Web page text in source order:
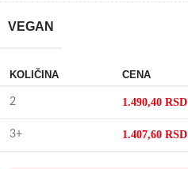
VEGAN
KOLIČINA CENA
2 1.490,40 RSD
3+ 1.407,60 RSD